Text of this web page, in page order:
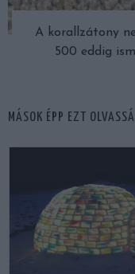
A korallzátony
500 eddig
MÁSOK ÉPP EZT